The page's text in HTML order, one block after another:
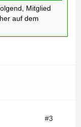
Mitglied
auf dem
#3